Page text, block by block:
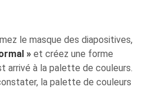
le masque des diapositives,
» et créez une forme
arrivé à la palette de couleurs.
la palette de couleurs